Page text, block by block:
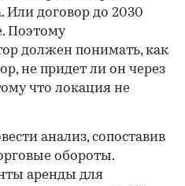
Или договор до 2030
Поэтому
должен понимать, как
не придет ли он через
что локация не
анализ, сопоставив
обороты.
аренды для